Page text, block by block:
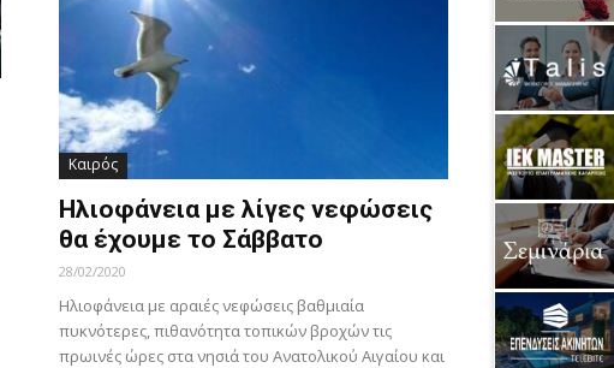
Καιρός
Ηλιοφάνεια με λίγες νεφώσεις
θα έχουμε το Σάββατο
28/02/2020
Ηλιοφάνεια με αραιές νεφώσεις βαθμιαία
πυκνότερες, πιθανότητα τοπικών βροχών τις
πρωινές ώρες στα νησιά του Ανατολικού Αιγαίου και